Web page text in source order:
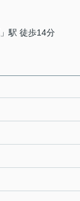
」駅 徒歩14分